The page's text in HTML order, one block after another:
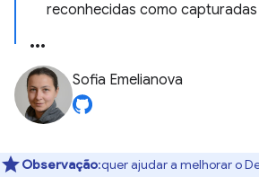
reconhecidas como capturadas
Sofia Emelianova
Observação:quer ajudar a melhorar o